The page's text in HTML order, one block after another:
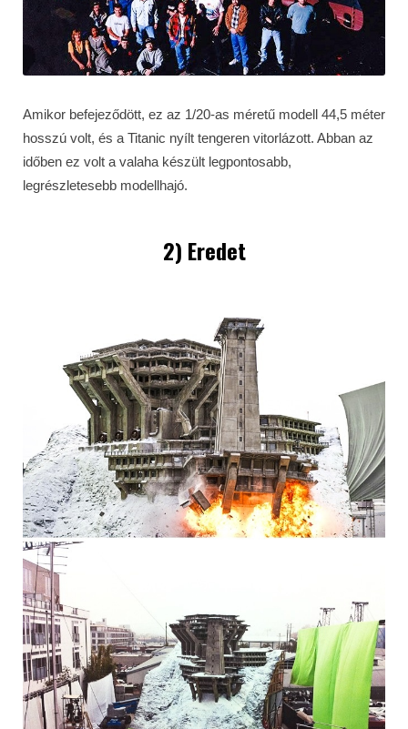
Amikor befejeződött, ez az 1/20-as méretű modell 44,5 méter
hosszú volt, és a Titanic nyílt tengeren vitorlázott. Abban az
időben ez volt a valaha készült legpontosabb,
legrészletesebb modellhajó.
2) Eredet